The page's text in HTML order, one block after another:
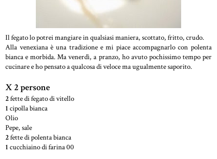
Il fegato lo potrei mangiare in qualsiasi maniera, scottato, fritto, crudo.
Alla venexiana è una tradizione e mi piace accompagnarlo con polenta
bianca e morbida. Ma venerdì, a pranzo, ho avuto pochissimo tempo per
cucinare e ho pensato a qualcosa di veloce ma ugualmente saporito.
X 2 persone
2fette di fegato di vitello
1 cipolla bianca
Olio
Pepe, sale
2fette di polenta bianca
1 cucchiaino di farina 00